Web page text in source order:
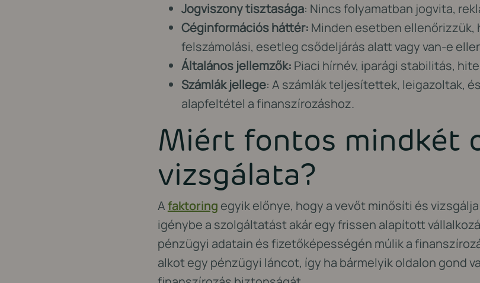
Jogviszony tisztasága: Nincs folyamatban jogvita,
Céginformációs háttér: Minden esetben ellenőrizzük,
felszámolási, esetleg csődeljárás alatt vagy van-e
Általános jellemzők: Piaci hírnév, iparági stabilitás,
Számlák jellege: A számlák teljesítettek, leigazoltak,
alapfeltétel a finanszírozáshoz.
Miért fontos mindkét
vizsgálata?
Afaktoring egyik előnye, hogy a vevőt minősíti és
igénybe a szolgáltatást akár egy frissen alapított
pénzügyi adatain és fizetőképességén múlik a
alkot egy pénzügyi láncot, így ha bármelyik oldalon gond